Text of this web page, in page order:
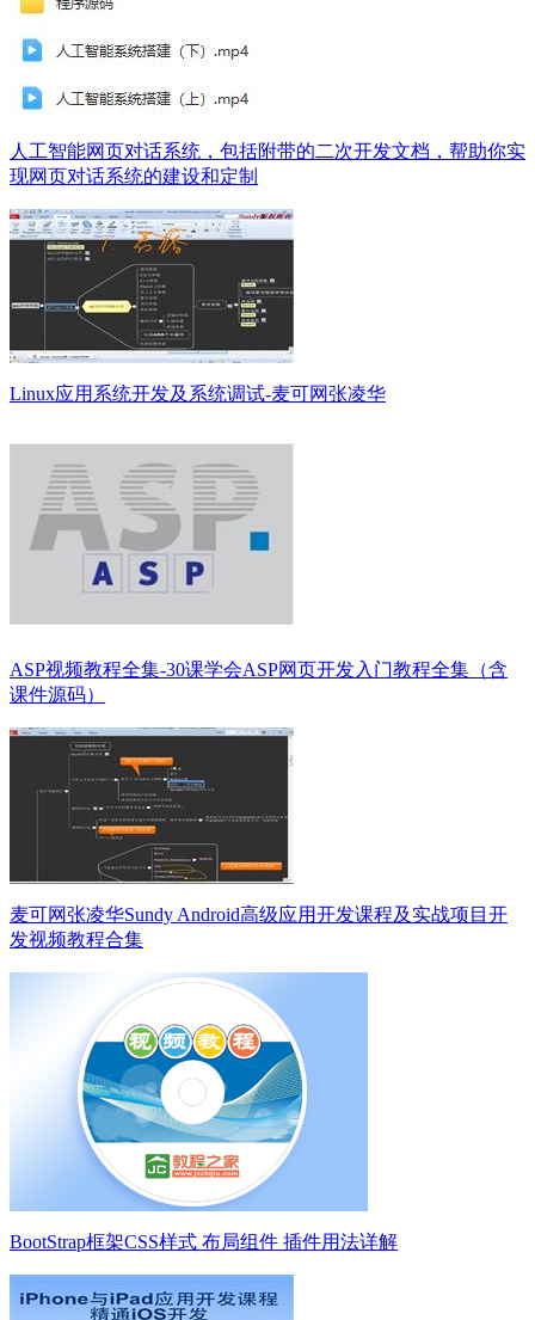
人工智能网页对话系统，包括附带的二次开发文档，帮助你实
现网页对话系统的建设和定制
Linux应用系统开发及系统调试-麦可网张凌华
ASP视频教程全集-30课学会ASP网页开发入门教程全集（含
课件源码）
麦可网张凌华Sundy Android高级应用开发课程及实战项目开
发视频教程合集
BootStrap框架CSS样式 布局组件 插件用法详解